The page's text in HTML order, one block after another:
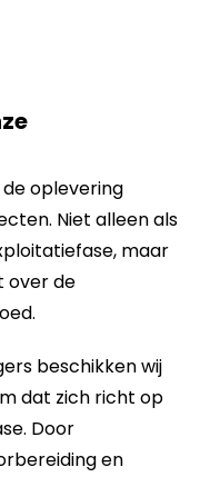
oplevering
Niet alleen als
maar
over de
beschikken wij
dat zich richt op
Door
en